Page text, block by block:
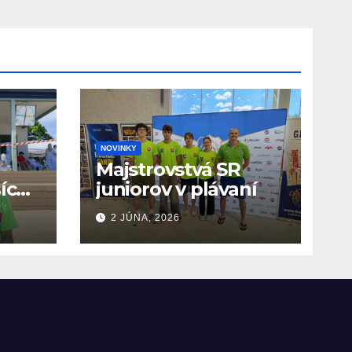
NOVINKY
Majstrovstvá SR
juniorov v plávaní
2 JÚNA, 2026